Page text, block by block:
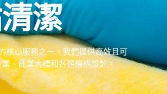
潔
核心服務之一。我們提供高效且可
、商業大樓和各類機構設計。